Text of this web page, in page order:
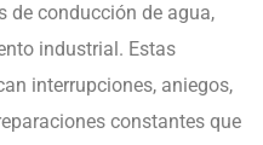
de conducción de agua,
industrial. Estas
interrupciones, aniegos,
constantes que